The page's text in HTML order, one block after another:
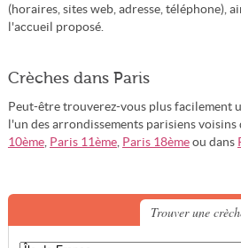
(horaires, sites web, adresse, téléphone),
l'accueil proposé.
Crèches dans Paris
Peut-être trouverez-vous plus facilement
l'un des arrondissements parisiens voisins
10ème, Paris 11ème, Paris 18èmeou dans
Trouver une